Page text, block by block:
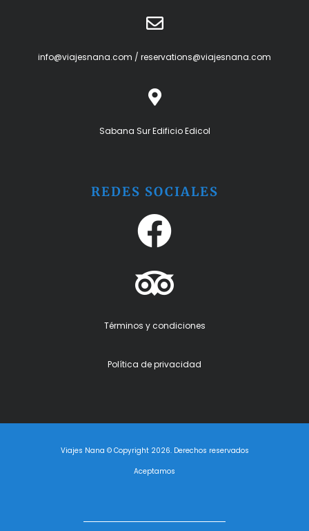
info@viajesnana.com / reservations@viajesnana.com
Sabana Sur Edificio Edicol
REDES SOCIALES
Términos y condiciones
Política de privacidad
Viajes Nana © Copyright 2026. Derechos reservados
Aceptamos